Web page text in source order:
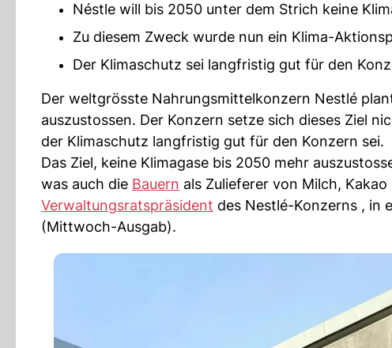
Néstle will bis 2050 unter dem Strich keine
Zu diesem Zweck wurde nun ein Klima-
Der Klimaschutz sei langfristig gut für den
Der weltgrösste Nahrungsmittelkonzern Nestlé
auszustossen. Der Konzern setze sich dieses Ziel
der Klimaschutz langfristig gut für den Konzern sei.
Das Ziel, keine Klimagase bis 2050 mehr
was auch die Bauern als Zulieferer von Milch, Kakao
Verwaltungsratspräsident des Nestlé-Konzerns , in
(Mittwoch-Ausgab).